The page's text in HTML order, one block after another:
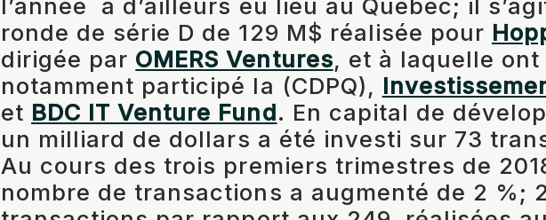
l’année a d’ailleurs eu lieu au Québec; il
ronde de série D de 129 M$ réalisée pour
dirigée par OMERS Ventures, et à laquelle ont
notamment participé la (CDPQ),
et BDC IT Venture Fund. En capital de
un milliard de dollars a été investi sur 73
Au cours des trois premiers trimestres de
nombre de transactions a augmenté de 2 %;